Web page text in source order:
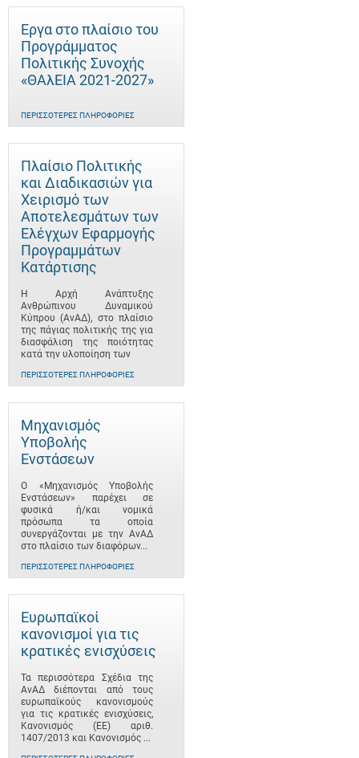
Έργα στο πλαίσιο του
Προγράμματος
Πολιτικής Συνοχής
«ΘΑλΕΙΑ 2021-2027»
ΠΕΡΙΣΣΌΤΕΡΕΣ ΠΛΗΡΟΦΟΡΊΕΣ
Πλαίσιο Πολιτικής
και Διαδικασιών για
Χειρισμό των
Αποτελεσμάτων των
Ελέγχων Εφαρμογής
Προγραμμάτων
Κατάρτισης
Η Αρχή Ανάπτυξης
Ανθρώπινου Δυναμικού
Κύπρου (ΑνΑΔ), στο πλαίσιο
της πάγιας πολιτικής της για
διασφάλιση της ποιότητας
κατά την υλοποίηση των
ΠΕΡΙΣΣΌΤΕΡΕΣ ΠΛΗΡΟΦΟΡΊΕΣ
Μηχανισμός
Υποβολής
Ενστάσεων
Ο «Μηχανισμός Υποβολής
Ενστάσεων» παρέχει σε
φυσικά ή/και νομικά
πρόσωπα τα οποία
συνεργάζονται με την ΑνΑΔ
στο πλαίσιο των διαφόρων...
ΠΕΡΙΣΣΌΤΕΡΕΣ ΠΛΗΡΟΦΟΡΊΕΣ
Ευρωπαϊκοί
κανονισμοί για τις
κρατικές ενισχύσεις
Τα περισσότερα Σχέδια της
ΑνΑΔ διέπονται από τους
ευρωπαϊκούς κανονισμούς
για τις κρατικές ενισχύσεις,
Κανονισμός (ΕΕ) αριθ.
1407/2013 και Κανονισμός ...